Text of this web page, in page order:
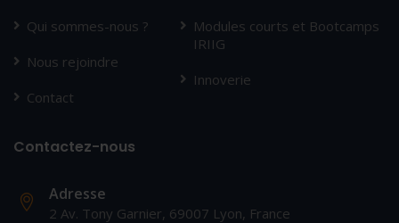
Qui sommes-nous ?
Nous rejoindre
Contact
Modules courts et Bootcamps
IRIIG
Innoverie
Contactez-nous
Adresse
2 Av. Tony Garnier, 69007 Lyon, France